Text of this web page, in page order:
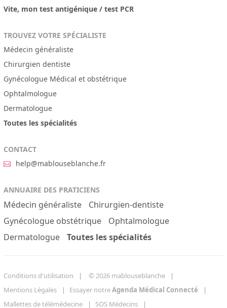
Vite, mon test antigénique / test PCR
TROUVEZ VOTRE SPÉCIALISTE
Médecin généraliste
Chirurgien dentiste
Gynécologue Médical et obstétrique
Ophtalmologue
Dermatologue
Toutes les spécialités
CONTACT
help@mablouseblanche.fr
ANNUAIRE DES PRATICIENS
Médecin généraliste
Chirurgien-dentiste
Gynécologue obstétrique
Ophtalmologue
Dermatologue
Toutes les spécialités
Conditions d'utilisation
© 2026 mablouseblanche
Mentions Légales
Essayer notreAgenda Médical Connecté
Mallettes de télémédecine
SOS Médecins